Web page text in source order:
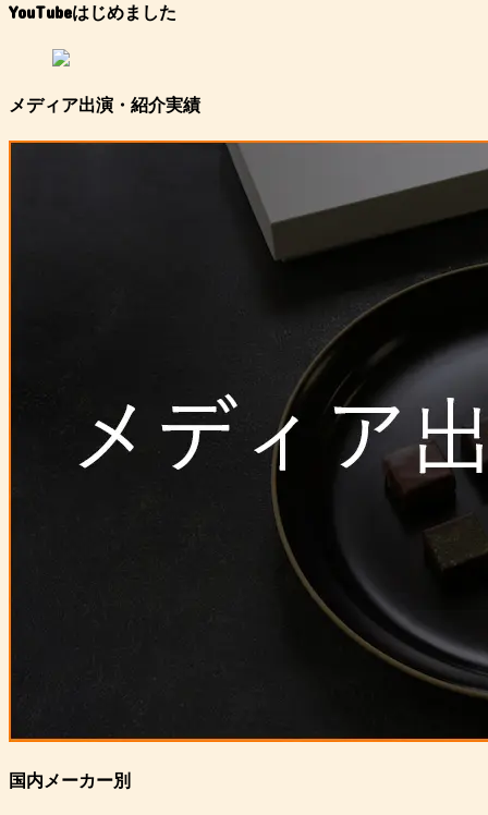
YouTubeはじめました
メディア出演・紹介実績
国内メーカー別